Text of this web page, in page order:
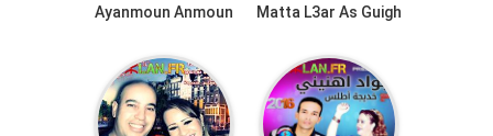
Ayanmoun Anmoun Matta L3ar As Guigh